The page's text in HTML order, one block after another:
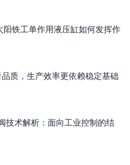
铁工单作用液压缸如何发挥作
质，生产效率更依赖稳定基础
技术解析：面向工业控制的结